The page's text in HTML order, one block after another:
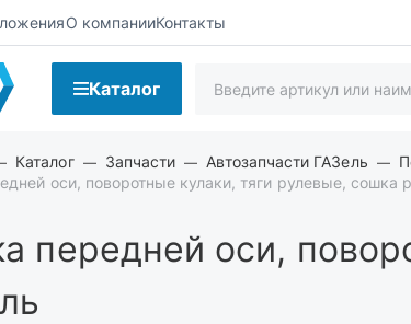
О компанииКонтакты
Каталог
Каталог Запчасти Автозапчасти ГАЗель
оси, поворотные кулаки, тяги рулевые, сошка
передней оси,